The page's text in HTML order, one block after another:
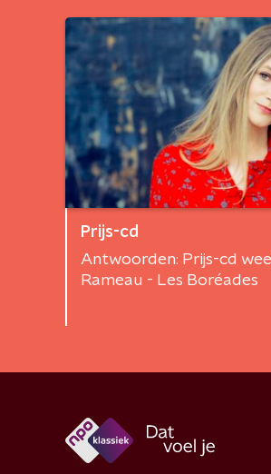
Prijs-cd
Antwoorden: Prijs-cd
Rameau - Les Boréades